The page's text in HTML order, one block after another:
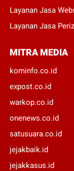
Layanan Jasa
Layanan Jasa
MITRA MEDIA
kominfo.co.id
expost.co.id
warkop.co.id
onenews.co.id
satusuara.co.id
jejakbaik.id
jejakkasus.id